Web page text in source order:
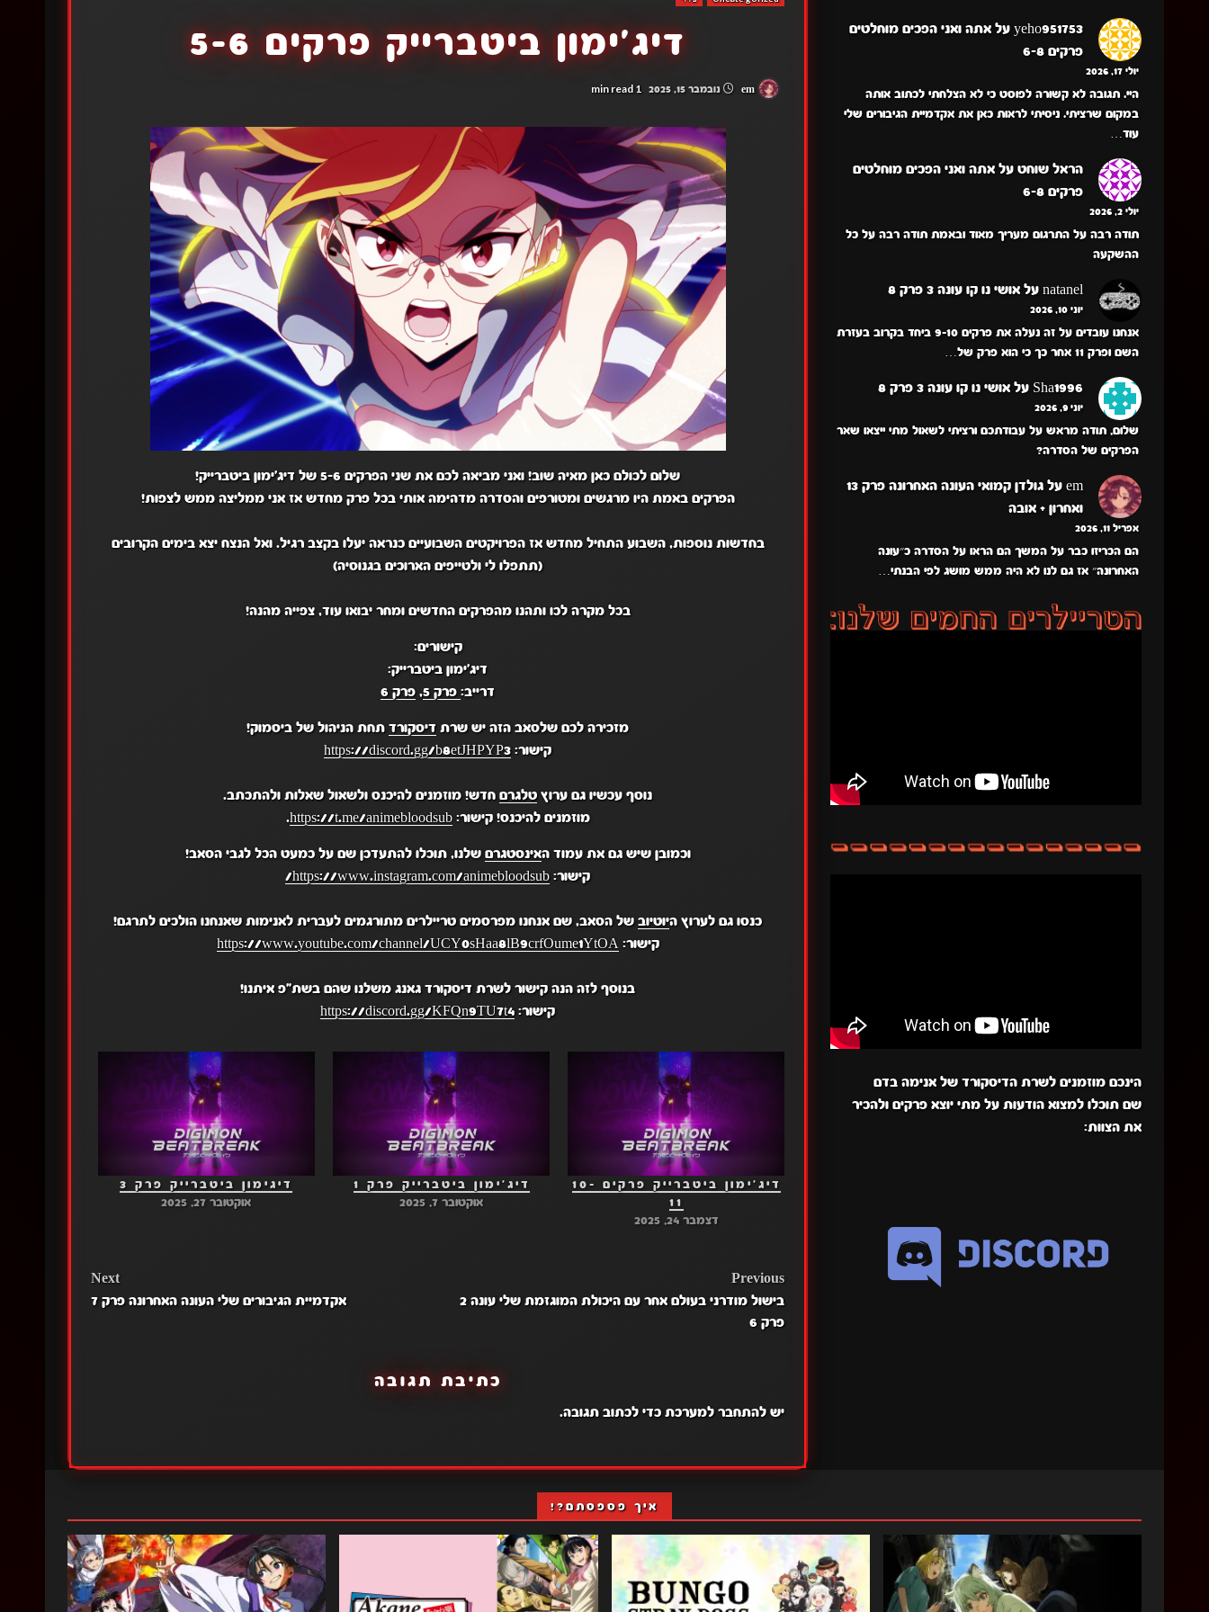
דיג'ימון ביטברייק פרקים 5-6
נובמבר 15, 2025 1 min read
שלום לכולם כאן מאיה שוב! ואני מביאה לכם את שני הפרקים 5-6 של דיג'ימון ביטברייק!
הפרקים באמת היו מרגשים ומטורפים והסדרה מדהימה אותי בכל פרק מחדש אז אני ממליצה ממש לצפות!
בחדשות נוספות, השבוע התחיל מחדש אז הפרויקטים השבועיים כנראה יעלו בקצב רגיל. ואל הנצח יצא בימים הקרובים
(תתפלו לי ולטייפים הארוכים בגנוסיה)
בכל מקרה לכו ותהנו מהפרקים החדשים ומחר יבואו עוד, צפייה מהנה!
קישורים:
דיג'ימון ביטברייק:
דרייב:פרק 5 , פרק 6
מזכירה לכם שלסאב הזה יש שרת דיסקורדתחת הניהול של ביסמוק!
קישור: https://discord.gg/b8etJHPYP3
נוסף עכשיו גם ערוץטלגרםחדש! מוזמנים להיכנס ולשאול שאלות ולהתכתב.
מוזמנים להיכנס! קישור:https://t.me/animebloodsub
.
וכמובן שיש גם את עמוד האינסטגרם שלנו, תוכלו להתעדכן שם על כמעט הכל לגבי הסאב!
קישור: https://www.instagram.com/animebloodsub/
כנסו גם לערוץ היוטיובשל הסאב, שם אנחנו מפרסמים טריילרים מתורגמים לעברית לאנימות שאנחנו הולכים לתרגם!
קישור: https://www.youtube.com/channel/UCY0sHaa8lB9crfOume1YtOA
בנוסף לזה הנה קישור לשרת דיסקורד גאנג משלנו שהם בשת"פ איתנו!
קישור:https://discord.gg/KFQn9TU7t4
דיג'ימון ביטברייק פרקים 10-
11
דצמבר 24, 2025
דיג'ימון ביטברייק פרק 1
אוקטובר 7, 2025
דיגימון ביטברייק פרק 3
אוקטובר 27, 2025
POST
NAVIGATION
Previous
בישול מודרני בעולם אחר עם היכולת המוגזמת שלי עונה 2
פרק 6
Next
אקדמיית הגיבורים שלי העונה האחרונה פרק 7
כתיבת תגובה
יש להתחבר למערכתכדי לכתוב תגובה.
yeho951753 עלאתה ואני הפכים מוחלטים
פרקים 6-8
יולי 17, 2026
היי. תגובה לא קשורה לפוסט כי לא הצלחתי לכתוב אותה
במקום שרציתי. ניסיתי לראות כאן את אקדמיית הגיבורים שלי
עוד…
הראל שוחט עלאתה ואני הפכים מוחלטים
פרקים 6-8
יולי 2, 2026
תודה רבה על התרגום מעריך מאוד ובאמת תודה רבה על כל
ההשקעה
natanel עלאושי נו קו עונה 3 פרק 8
יוני 10, 2026
אנחנו עובדים על זה נעלה את פרקים 9-10 ביחד בקרוב בעזרת
השם ופרק 11 אחר כך כי הוא פרק של…
Sha1996 עלאושי נו קו עונה 3 פרק 8
יוני 9, 2026
שלום, תודה מראש על עבודתכם ורציתי לשאול מתי ייצאו שאר
הפרקים של הסדרה?
em על
גולדן קמואי העונה האחרונה פרק 13
ואחרון + אובה
אפריל 11, 2026
הם הכריזו כבר על המשך הם הראו על הסדרה כ״עונה
האחרונה״ אז גם לנו לא היה ממש מושג לפי הבנתי…
הינכם מוזמנים לשרת הדיסקורד של אנימה בדם
שם תוכלו למצוא הודעות על מתי יוצא פרקים ולהכיר
את הצוות:
איך פספסתם?!